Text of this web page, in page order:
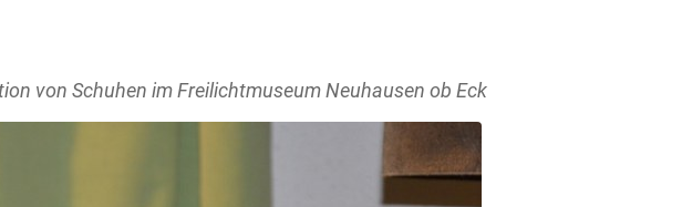
von Schuhen im Freilichtmuseum Neuhausen ob Eck